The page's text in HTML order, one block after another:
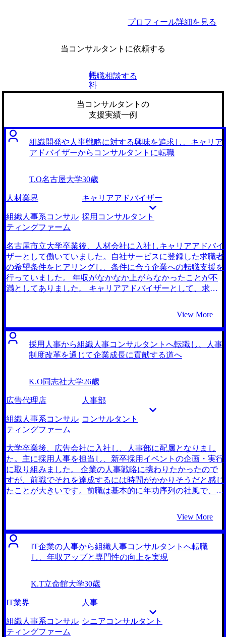
プロフィール詳細を見る
当コンサルタントに依頼する
無
料
転職相談する
当コンサルタントの
支援実績一例
組織開発や人事戦略に対する興味を追求し、キャリア
アドバイザーからコンサルタントに転職
T.O名古屋大学30歳
人材業界 キャリアアドバイザー
組織人事系コンサル
ティングファーム
採用コンサルタント
名古屋市立大学卒業後、人材会社に入社しキャリアアドバイ
ザーとして働いていました。自社サービスに登録した求職者
の希望条件をヒアリングし、条件に合う企業への転職支援を
行っていました。 年収がなかなか上がらなかったことが不
満としてありました。 キャリアアドバイザーとして、求職
た。また、業績が上がらない時期には、会社からのプレッシ
ャーも強く、精神的な負担が大きくなっていました。 組織
開発や人事戦略に関する書籍を読んだことがきっかけで、コ
ンサルタントという職業に興味を持ちました。書籍を通じ
をさらに高めるためにも、より専門的な知識を持つコンサル
タントとしてのキャリアを築きたいと考えました。 2社で
す。 初回面談の質の高さに驚いたことが理由です。 同じキ
ャリアアドバイザーとしても山村さんの知見の深さ・広さ・
提案力には目を見張るものがありました。コンサルティング
ひとも支援をお願いしたいと思いました。 ここまで質の高
いサービスを提供するエージェントは珍しいと思います。面
接対策に関しても、本番さながらの緊張感で模擬面接をして
いただき、大いに勉強になりました。また山村さんは「この
ファームなら志望動機に対してこういう深掘りをしてくる」
策を山村さんに徹底的に行ってもらったのが良かったです。
おかげで第一志望のファームに内定をいただきました。 特
にありません。年収も大幅にアップし非常に満足していま
す。 転職前は年収550万円、転職後は年収700万円になりま
View More
採用人事から組織人事コンサルタントへ転職し、人事
制度改革を通じて企業成長に貢献する道へ
K.O同志社大学26歳
広告代理店 人事部
組織人事系コンサル
ティングファーム
コンサルタント
大学卒業後、広告会社に入社し、人事部に配属となりまし
た。主に採用人事を担当し、新卒採用イベントの企画・実行
に取り組みました。 企業の人事戦略に携わりたかったので
すが、前職でそれを達成するには時間がかかりそうだと感じ
たことが大きいです。前職は基本的に年功序列の社風で、長
になるだろうと感じ、転職を考え始めました。 人事のキャ
リアについて調べていたところ、組織人事コンサルタントへ
の転職をされた方のインタビュー記事を見つけました。それ
まで組織人事コンサルタントの仕事は全く知らなかったので
していると感じました。そこから組織人事コンサルタントに
ついて調べれば調べるほど魅力を感じ、転職に挑戦すること
に決めました。 MyVisionさんの他には相談しませんでし
た。 コンサルタントに転職した友人からの紹介でMyVision
さんを知りました。その友人が強く勧めてきたので元々期待
View More
IT企業の人事から組織人事コンサルタントへ転職
し、年収アップと専門性の向上を実現
K.T立命館大学30歳
IT業界 人事
組織人事系コンサル
ティングファーム
シニアコンサルタント